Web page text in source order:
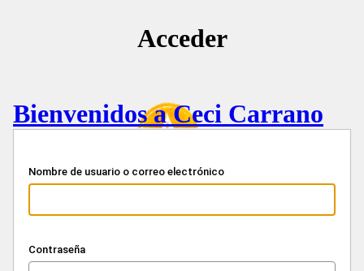
Acceder
Bienvenidos a Ceci Carrano
Nombre de usuario o correo electrónico
Contraseña